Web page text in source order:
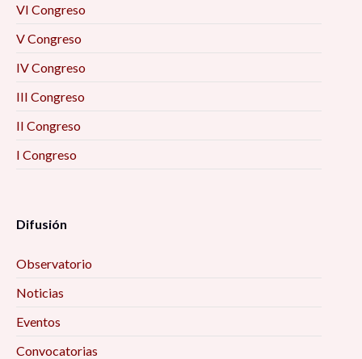
VI Congreso
V Congreso
IV Congreso
III Congreso
II Congreso
I Congreso
Difusión
Observatorio
Noticias
Eventos
Convocatorias